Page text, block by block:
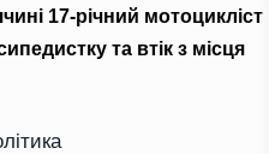
17-річний мотоцикліст
та втік з місця